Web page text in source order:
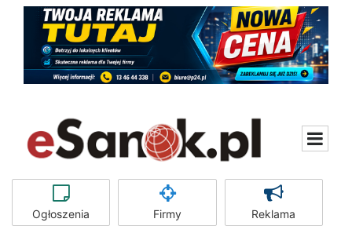
Ogłoszenia Firmy Reklama